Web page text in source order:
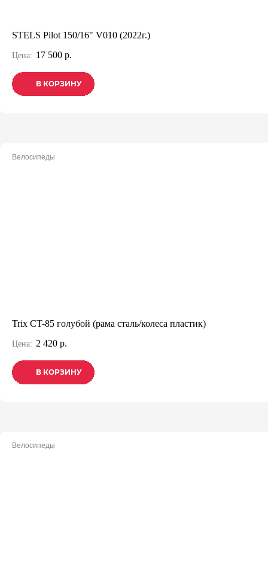
STELS Pilot 150/16" V010 (2022г.)
Цена: 17 500 р.
В КОРЗИНУ
В КОРЗИНУ
В КОРЗИНУ
Велосипеды
Trix CT-85 голубой (рама сталь/колеса пластик)
Цена: 2 420 р.
В КОРЗИНУ
В КОРЗИНУ
В КОРЗИНУ
Велосипеды